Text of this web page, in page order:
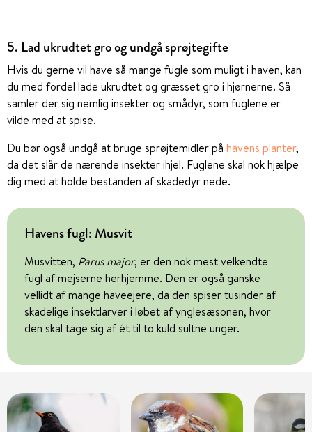
5. Lad ukrudtet gro og undgå sprøjtegifte
Hvis du gerne vil have så mange fugle som muligt i haven, kan
du med fordel lade ukrudtet og græsset gro i hjørnerne. Så
samler der sig nemlig insekter og smådyr, som fuglene er
vilde med at spise.
Du bør også undgå at bruge sprøjtemidler på havens planter,
da det slår de nærende insekter ihjel. Fuglene skal nok hjælpe
dig med at holde bestanden af skadedyr nede.
Havens fugl: Musvit
Musvitten, Parus major, er den nok mest velkendte
fugl af mejserne herhjemme. Den er også ganske
vellidt af mange haveejere, da den spiser tusinder af
skadelige insektlarver i løbet af ynglesæsonen, hvor
den skal tage sig af ét til to kuld sultne unger.